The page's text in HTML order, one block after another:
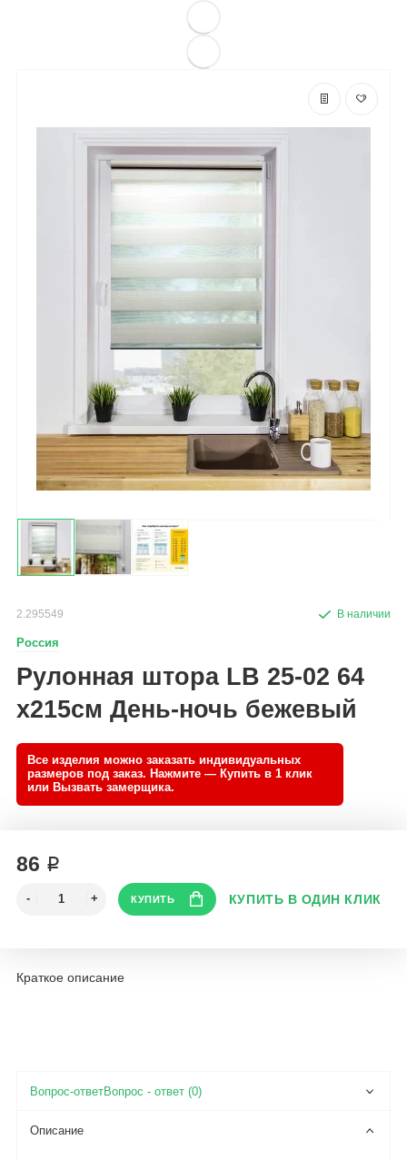
2.295549
Россия
Рулонная штора LB 25-02 64
х215см День-ночь бежевый
86 ₽
Краткое описание
Вопрос - ответ (0)
Описание